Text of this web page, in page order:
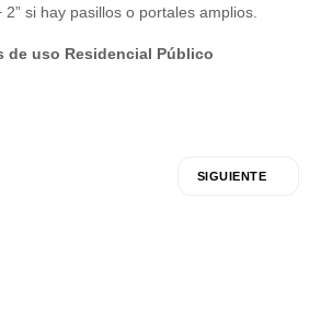
2” si hay pasillos o portales amplios.
de uso Residencial Público
SIGUIENTE